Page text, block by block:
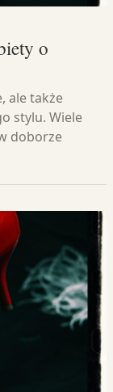
o
ale także
stylu. Wiele
doborze